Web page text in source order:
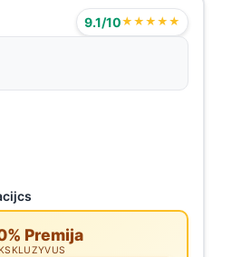
9.1/10★★★★★
Premija